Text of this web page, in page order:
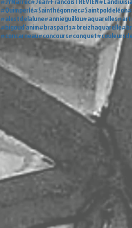
#Quimperlé#Sainthégonnec#Saintpoldeléon
#alestdelalune#annieguillou#aquarelles#art
#bigoud'anim#brasparts#breizhaquarelle
#concarneau#concours#conquet